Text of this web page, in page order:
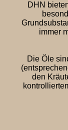
DHN
immer
Die Öle
den